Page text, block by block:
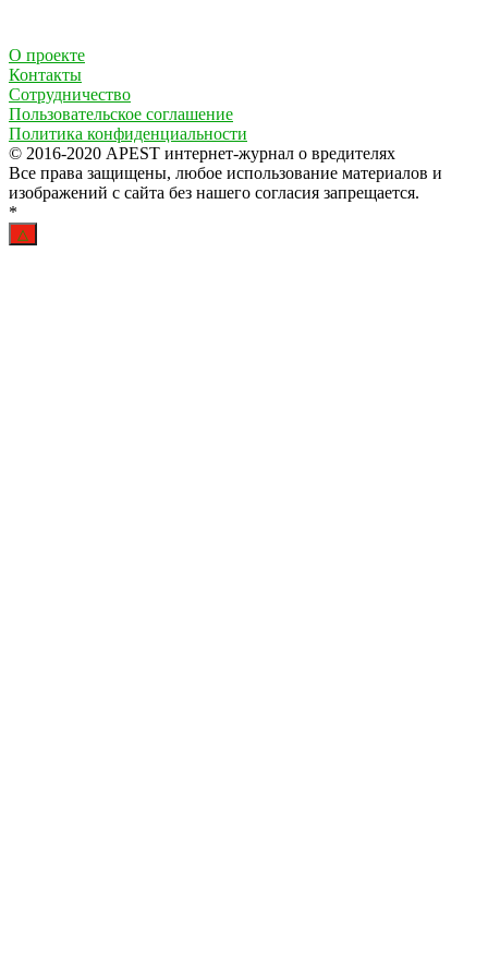
О проекте
Контакты
Сотрудничество
Пользовательское соглашение
Политика конфиденциальности
© 2016-2020 APEST интернет-журнал о вредителях
Все права защищены, любое использование материалов и
изображений с сайта без нашего согласия запрещается.
*